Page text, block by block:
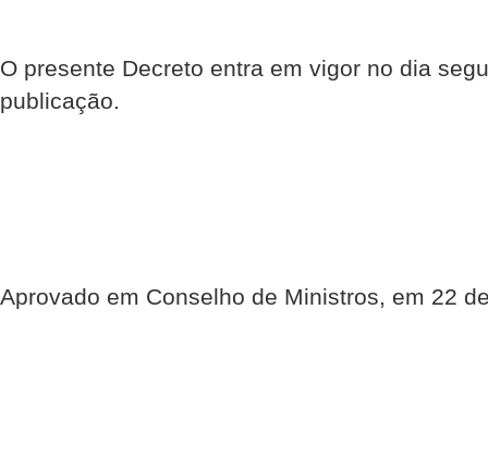
O presente Decreto entra em vigor no dia
publicação.
Aprovado em Conselho de Ministros, em 22